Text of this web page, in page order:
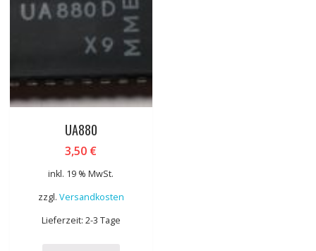
UA880
3,50 €
inkl. 19 % MwSt.
zzgl. Versandkosten
Lieferzeit: 2-3 Tage